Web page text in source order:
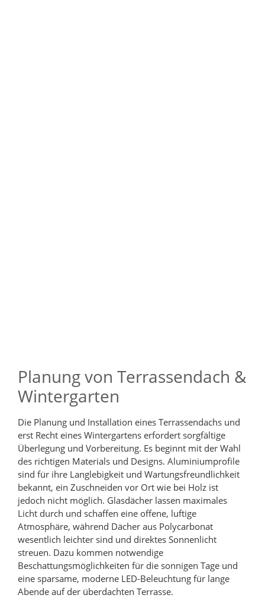
Planung von Terrassendach &
Wintergarten
Die Planung und Installation eines Terrassendachs und
erst Recht eines Wintergartens erfordert sorgfältige
Überlegung und Vorbereitung. Es beginnt mit der Wahl
des richtigen Materials und Designs. Aluminiumprofile
sind für ihre Langlebigkeit und Wartungsfreundlichkeit
bekannt, ein Zuschneiden vor Ort wie bei Holz ist
jedoch nicht möglich. Glasdächer lassen maximales
Licht durch und schaffen eine offene, luftige
Atmosphäre, während Dächer aus Polycarbonat
wesentlich leichter sind und direktes Sonnenlicht
streuen. Dazu kommen notwendige
Beschattungsmöglichkeiten für die sonnigen Tage und
eine sparsame, moderne LED-Beleuchtung für lange
Abende auf der überdachten Terrasse.